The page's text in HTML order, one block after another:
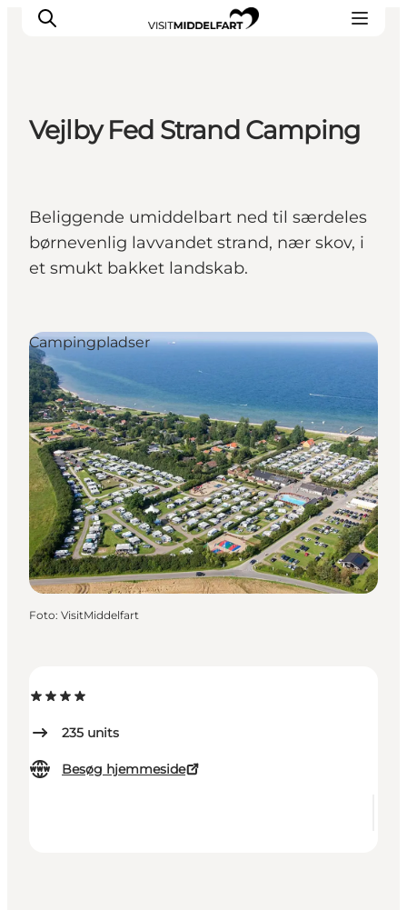
Overnatning
Det Sker
Book oplevelse
Vejlby Fed Strand Camping
Beliggende umiddelbart ned til særdeles
børnevenlig lavvandet strand, nær skov, i
et smukt bakket landskab.
235 units
Besøg hjemmeside
Campingpladser
Foto: VisitMiddelfart